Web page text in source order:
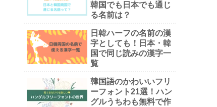
韓国でも日本でも通じ
る名前は？
日韓ハーフの名前の漢
字としても！日本・韓
国で同じ読みの漢字一
覧
韓国語のかわいいフリ
ーフォント21選！ハン
グルうちわも無料で作